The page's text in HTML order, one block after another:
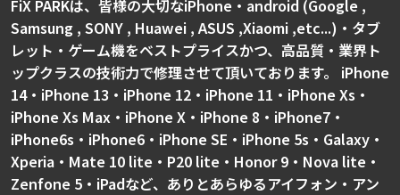
FiX PARKは、皆様の大切なiPhone・android (Google ,
Samsung , SONY , Huawei , ASUS ,Xiaomi ,etc...)・タブ
レット・ゲーム機をベストプライスかつ、高品質・業界ト
ップクラスの技術力で修理させて頂いております。 iPhone
14・iPhone 13・iPhone 12・iPhone 11・iPhone Xs・
iPhone Xs Max・iPhone X・iPhone 8・iPhone7・
iPhone6s・iPhone6・iPhone SE・iPhone 5s・Galaxy・
Xperia・Mate 10 lite・P20 lite・Honor 9・Nova lite・
Zenfone 5・iPadなど、ありとあらゆるアイフォン・アン